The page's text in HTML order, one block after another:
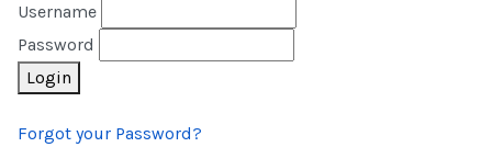
Username
Password
Login
Forgot your Password?